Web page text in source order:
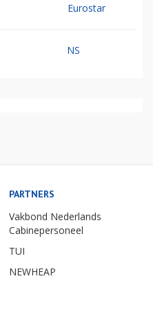
Eurostar
NS
PARTNERS
Vakbond Nederlands
Cabinepersoneel
TUI
NEWHEAP